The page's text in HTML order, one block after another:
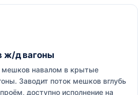
ж/д вагоны
мешков навалом в крытые
Заводит поток мешков вглубь
доступно исполнение на